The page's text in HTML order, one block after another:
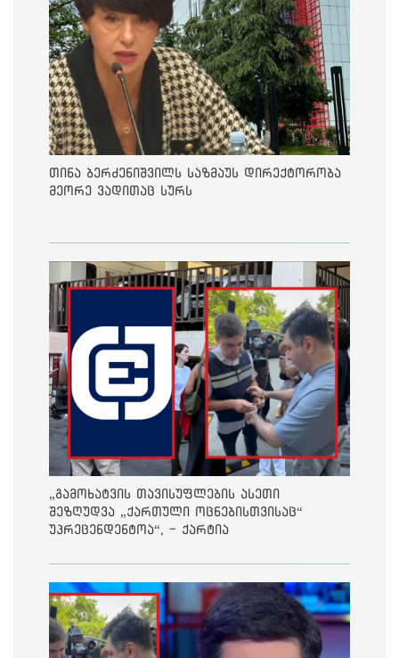
თინა ბერძენიშვილს საზმაუს დირექტორობა
მეორე ვადითაც სურს
„გამოხატვის თავისუფლების ასეთი
შეზღუდვა „ქართული ოცნებისთვისაც“
უპრეცენდენტოა“, - ქარტია